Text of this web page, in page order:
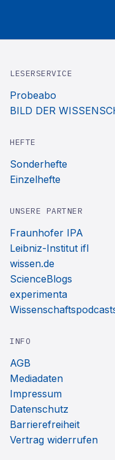
LESERSERVICE
Probeabo
BILD DER
HEFTE
Sonderhefte
Einzelhefte
UNSERE PARTNER
Fraunhofer IPA
Leibniz-Institut ifl
wissen.de
ScienceBlogs
experimenta
INFO
AGB
Mediadaten
Impressum
Datenschutz
Barrierefreiheit
Vertrag widerrufen